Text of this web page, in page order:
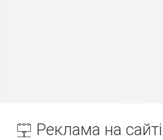
Реклама на сайті